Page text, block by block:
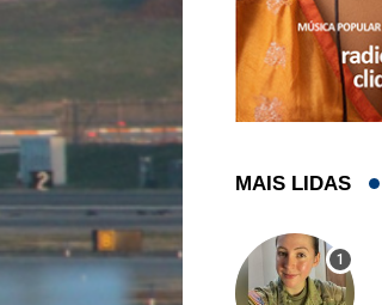
MAIS LIDAS